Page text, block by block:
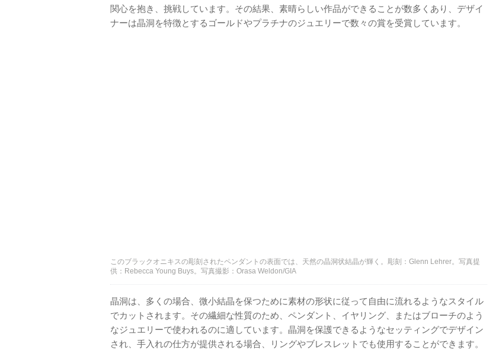
関心を抱き、挑戦しています。その結果、素晴らしい作品ができることが数多くあり、デザイ
ナーは晶洞を特徴とするゴールドやプラチナのジュエリーで数々の賞を受賞しています。
このブラックオニキスの彫刻されたペンダントの表面では、天然の晶洞状結晶が輝く。彫刻：Glenn Lehrer。写真提
供：Rebecca Young Buys。写真撮影：Orasa Weldon/GIA
晶洞は、多くの場合、微小結晶を保つために素材の形状に従って自由に流れるようなスタイル
でカットされます。その繊細な性質のため、ペンダント、イヤリング、またはブローチのよう
なジュエリーで使われるのに適しています。晶洞を保護できるようなセッティングでデザイン
され、手入れの仕方が提供される場合、リングやブレスレットでも使用することができます。